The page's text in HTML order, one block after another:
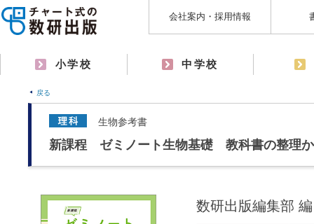
会社案内・採用情報
小学校 中学校
戻る
生物参考書
新課程 ゼミノート生物基礎 教科書の整理か
数研出版編集部 編